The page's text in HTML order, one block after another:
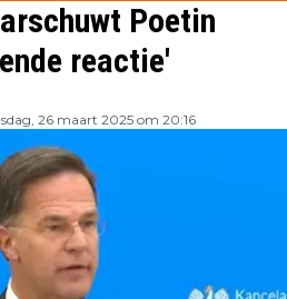
Poetin
reactie'
26 maart 2025 om 20:16